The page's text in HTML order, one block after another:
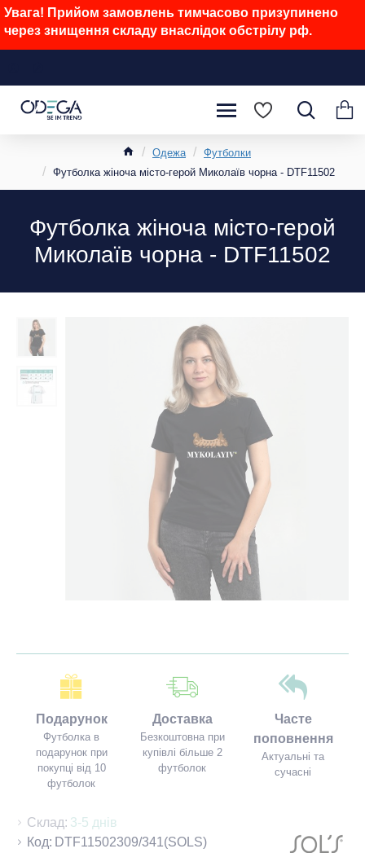
Увага! Прийом замовлень тимчасово призупинено
через знищення складу внаслідок обстрілу рф.
Одежа
Футболки
Футболка жіноча місто-герой Миколаїв чорна - DTF11502
Футболка жіноча місто-герой
Миколаїв чорна - DTF11502
Подарунок
Футболка в
подарунок при
покупці від 10
футболок
Доставка
Безкоштовна при
купівлі більше 2
футболок
Часте
поповнення
Актуальні та
сучасні
Склад: 3-5 днів
Код: DTF11502309/341(SOLS)